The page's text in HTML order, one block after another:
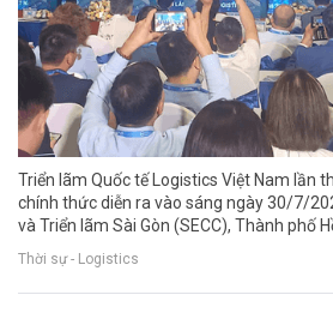
Triển lãm Quốc tế Logistics Việt Nam lần
chính thức diễn ra vào sáng ngày 30/7/
và Triển lãm Sài Gòn (SECC), Thành phố
Thời sự - Logistics